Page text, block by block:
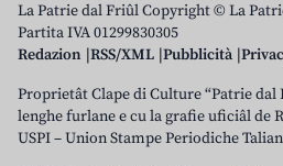
La Patrie dal Friûl Copyright © La
Partita IVA 01299830305
Redazion RSS/XML Pubblicità
Proprietât Clape di Culture “Patrie
lenghe furlane e cu la grafie uficiâl de
USPI – Union Stampe Periodiche